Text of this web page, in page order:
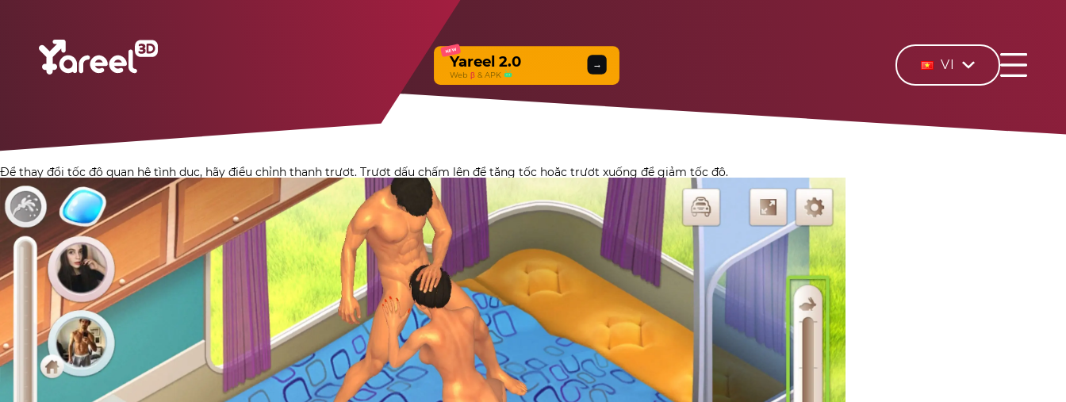
NEW
Yareel 2.0
Webβ & APK
→ VI
Để thay đổi tốc độ quan hệ tình dục, hãy điều chỉnh thanh trượt. Trượt dấu chấm lên để tăng tốc hoặc trượt xuống để giảm tốc độ.